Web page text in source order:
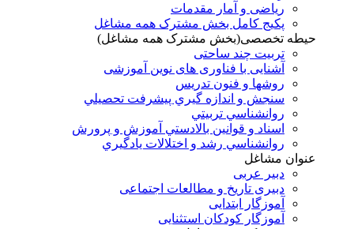
ریاضی و آمار مقدمات
پکیج کامل بخش مشترک همه مشاغل
حیطه تخصصی(بخش مشترک همه مشاغل)
تربیت چند ساحتی
آشنایی با فناوری های نوین آموزشی
روشها و فنون تدريس
سنجش و اندازه گيري پيشرفت تحصيلي
روانشناسي تربيتي
اسناد و قوانين بالادستي آموزش و پرورش
روانشناسي رشد و اختلالات يادگيري
عنوان مشاغل
دبير عربی
دبیری تاریخ و مطالعات اجتماعی
آموزگار ابتدایی
آموزگار کودکان استثنایی